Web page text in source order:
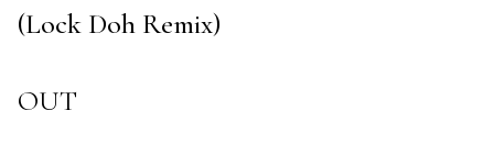
(Lock Doh Remix)
OUT